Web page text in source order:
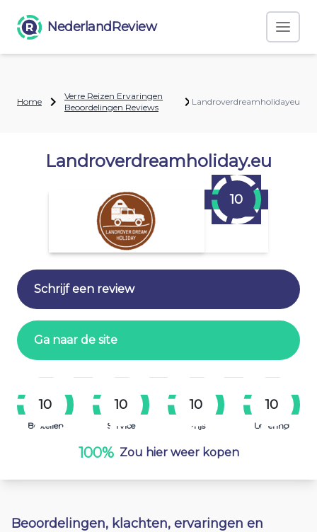
NederlandReview
Home
Verre Reizen Ervaringen
Beoordelingen Reviews
Landroverdreamholidayeu
Landroverdreamholiday.eu
10
Schrijf een review
Ga naar de site
10
Bestellen
10
Service
10
Prijs
10
Levering
100% Zou hier weer kopen
Beoordelingen, klachten, ervaringen en